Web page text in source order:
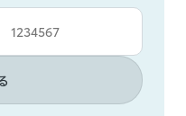
番号入力